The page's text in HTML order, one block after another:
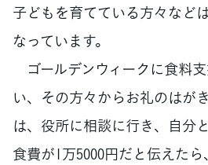
子どもを育てている方々など
なっています。
ゴールデンウィークに食料
い、その方々からお礼のはが
は、役所に相談に行き、自分
食費が1万5000円だと伝えたら